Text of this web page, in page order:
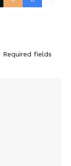
Required fields